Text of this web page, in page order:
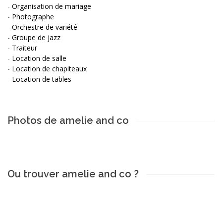
- Organisation de mariage
- Photographe
- Orchestre de variété
- Groupe de jazz
- Traiteur
- Location de salle
- Location de chapiteaux
- Location de tables
Photos de amelie and co
Ou trouver amelie and co ?